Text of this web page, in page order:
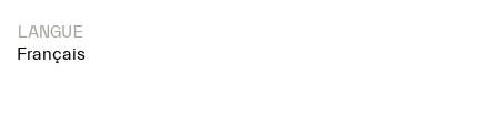
LANGUE
Français